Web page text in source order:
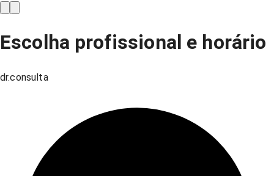
Escolha profissional e horário
dr.consulta